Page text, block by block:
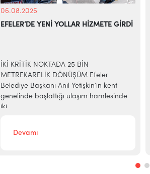
06.08.2026
EFELER’DE YENİ YOLLAR HİZMETE GİRDİ
İKİ KRİTİK NOKTADA 25 BİN
METREKARELİK DÖNÜŞÜM Efeler
Belediye Başkanı Anıl Yetişkin’in kent
genelinde başlattığı ulaşım hamlesinde
iki...
Devamı